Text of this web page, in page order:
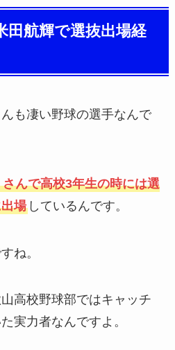
田航輝で選抜出場経
も凄い野球の選手なんで
んで高校3年生の時には選
場しているんです。
ね。
高校野球部ではキャッチ
実力者なんですよ。